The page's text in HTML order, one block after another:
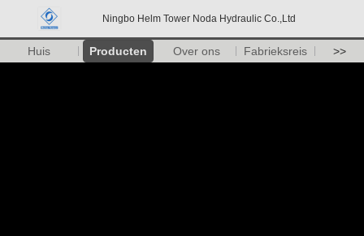
Ningbo Helm Tower Noda Hydraulic Co.,Ltd
Huis Producten Over ons Fabrieksreis >>